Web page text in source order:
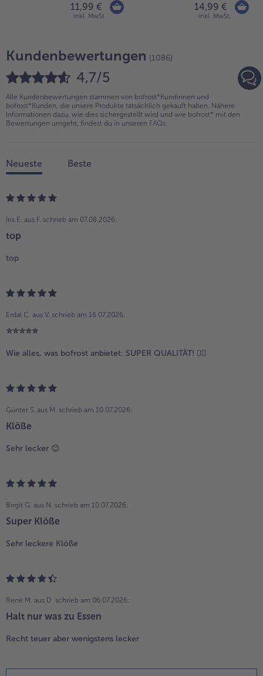
11,99 €
inkl. MwSt.
14,99 €
inkl. MwSt.
Kundenbewertungen (1086)
4,7/5
Alle Kundenbewertungen stammen von bofrost*Kundinnen und
bofrost*Kunden, die unsere Produkte tatsächlich gekauft haben. Nähere
Informationen dazu, wie dies sichergestellt wird und wie bofrost* mit den
Bewertungen umgeht, findest du in unseren FAQs
Neueste Beste
Iris E. aus F. schrieb am 07.08.2026:
top
top
Erdal C. aus V. schrieb am 16.07.2026:
⭐️⭐️⭐️⭐️⭐️
Wie alles, was bofrost anbietet: SUPER QUALITÄT! 👍🏼
Günter S. aus M. schrieb am 10.07.2026:
Klöße
Sehr lecker 😊
Birgit G. aus N. schrieb am 10.07.2026:
Super Klöße
Sehr leckere Klöße
Renè M. aus D. schrieb am 06.07.2026:
Halt nur was zu Essen
Recht teuer aber wenigstens lecker